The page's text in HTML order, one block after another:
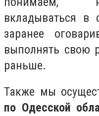
вкладываться
заранее
выполнять свою
раньше.
Также мы
по Одесской